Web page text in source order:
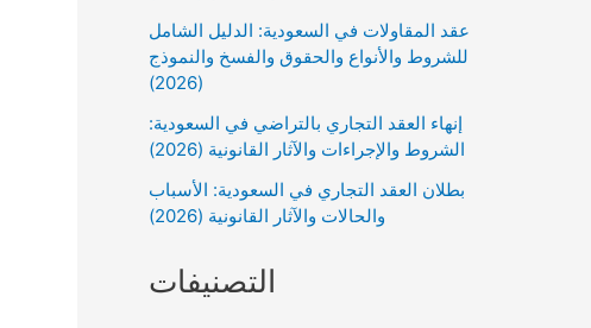
عقد المقاولات في السعودية: الدليل الشامل
للشروط والأنواع والحقوق والفسخ والنموذج
(2026)
إنهاء العقد التجاري بالتراضي في السعودية:
الشروط والإجراءات والآثار القانونية (2026)
بطلان العقد التجاري في السعودية: الأسباب
والحالات والآثار القانونية (2026)
التصنيفات